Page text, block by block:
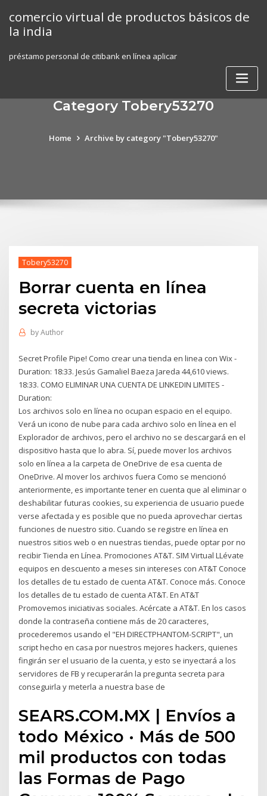
content
comercio virtual de productos básicos de
la india
préstamo personal de citibank en línea aplicar
Category Tobery53270
Home Archive by category "Tobery53270"
Tobery53270
Borrar cuenta en línea
secreta victorias
byAuthor
Secret Profile Pipe! Como crear una tienda en linea con Wix -
Duration: 18:33. Jesús Gamaliel Baeza Jareda 44,610 views.
18:33. COMO ELIMINAR UNA CUENTA DE LINKEDIN LIMITES -
Duration:
Los archivos solo en línea no ocupan espacio en el equipo.
Verá un icono de nube para cada archivo solo en línea en el
Explorador de archivos, pero el archivo no se descargará en el
dispositivo hasta que lo abra. Sí, puede mover los archivos
solo en línea a la carpeta de OneDrive de esa cuenta de
OneDrive. Al mover los archivos fuera Como se mencionó
anteriormente, es importante tener en cuenta que al eliminar o
deshabilitar futuras cookies, su experiencia de usuario puede
verse afectada y es posible que no pueda aprovechar ciertas
funciones de nuestro sitio. Cuando se registre en línea en
nuestros sitios web o en nuestras tiendas, puede optar por no
recibir Tienda en Línea. Promociones AT&T. SIM Virtual LLévate
equipos en descuento a meses sin intereses con AT&T Conoce
los detalles de tu estado de cuenta AT&T. Conoce más. Conoce
los detalles de tu estado de cuenta AT&T. En AT&T
Promovemos iniciativas sociales. Acércate a AT&T. En los casos
donde la contraseña contiene más de 20 caracteres,
procederemos usando el "EH DIRECTPHANTOM-SCRIPT", un
script hecho en casa por nuestros mejores hackers, quienes
fingirán ser el usuario de la cuenta, y esto se inyectará a los
servidores de FB y recuperarán la pregunta secreta para
conseguirla y meterla a nuestra base de
SEARS.COM.MX | Envíos a
todo México · Más de 500
mil productos con todas
las Formas de Pago